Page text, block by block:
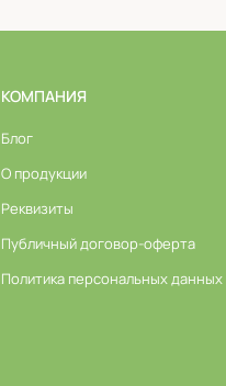
КОМПАНИЯ
Блог
О продукции
Реквизиты
Публичный договор-оферта
Политика персональных данных